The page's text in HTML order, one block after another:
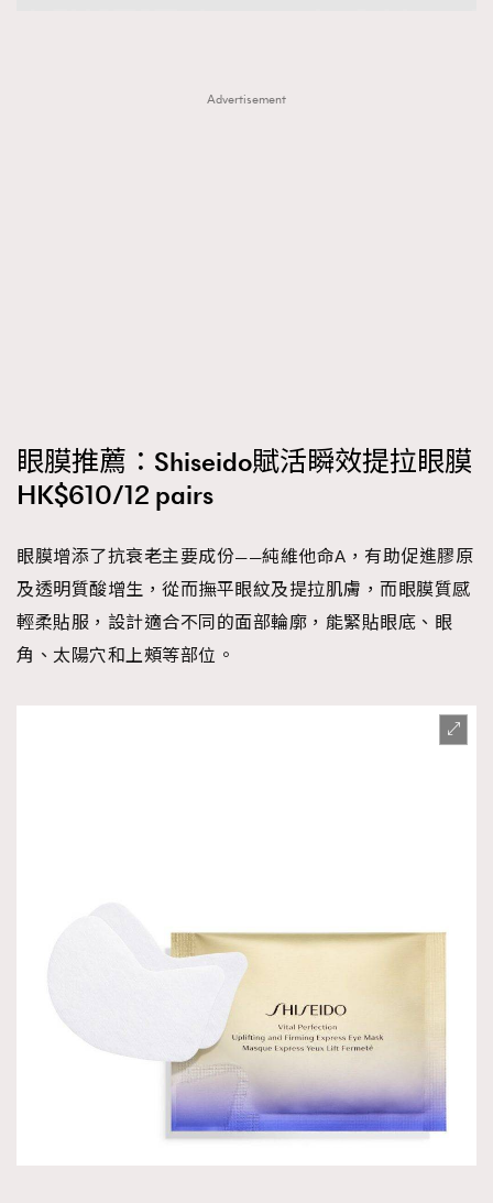
Advertisement
眼膜推薦：Shiseido賦活瞬效提拉眼膜
HK$610/12 pairs
眼膜增添了抗衰老主要成份——純維他命A，有助促進膠原
及透明質酸增生，從而撫平眼紋及提拉肌膚，而眼膜質感
輕柔貼服，設計適合不同的面部輪廓，能緊貼眼底、眼
角、太陽穴和上頰等部位。